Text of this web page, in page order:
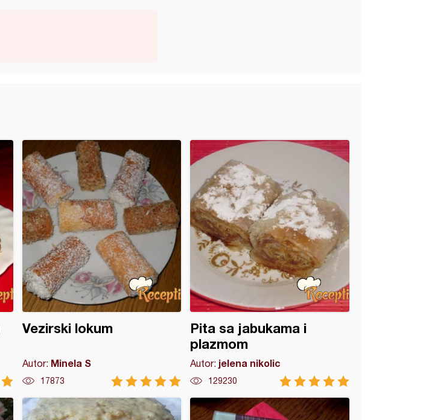
Vezirski lokum
Autor: Minela S
17873
Pita sa jabukama i
plazmom
Autor: jelena nikolic
129230